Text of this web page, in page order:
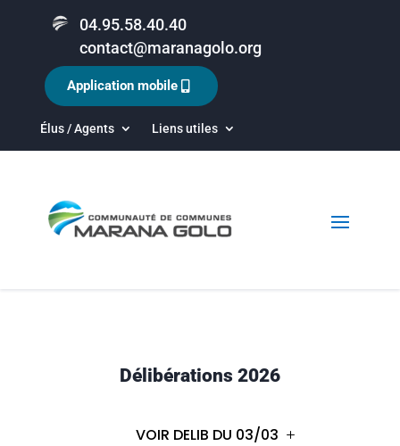
04.95.58.40.40
contact@maranagolo.org
Élus / Agents Liens utiles
Application mobile
Délibérations 2026
VOIR DELIB DU 03/03